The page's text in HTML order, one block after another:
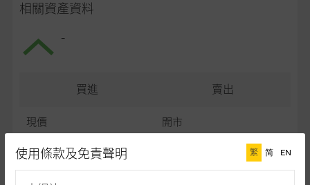
相關資產資料
-
買進 賣出
現價 開市
最高
使用條款及免責聲明 繁 简 EN